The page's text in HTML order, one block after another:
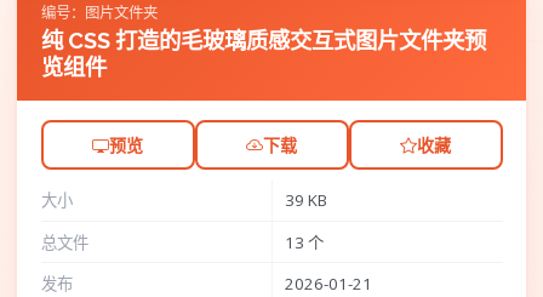
编号：图片文件夹
纯 CSS 打造的毛玻璃质感交互式图片文件夹预
览组件
预览 下载 收藏
大小
39 KB
总文件
13 个
发布
2026-01-21